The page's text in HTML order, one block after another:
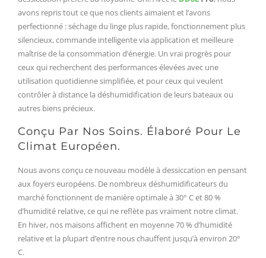
avons repris tout ce que nos clients aimaient et l’avons
perfectionné : séchage du linge plus rapide, fonctionnement plus
silencieux, commande intelligente via application et meilleure
maîtrise de la consommation d’énergie. Un vrai progrès pour
ceux qui recherchent des performances élevées avec une
utilisation quotidienne simplifiée, et pour ceux qui veulent
contrôler à distance la déshumidification de leurs bateaux ou
autres biens précieux.
Conçu Par Nos Soins. Élaboré Pour Le
Climat Européen.
Nous avons conçu ce nouveau modèle à dessiccation en pensant
aux foyers européens. De nombreux déshumidificateurs du
marché fonctionnent de manière optimale à 30° C et 80 %
d’humidité relative, ce qui ne reflète pas vraiment notre climat.
En hiver, nos maisons affichent en moyenne 70 % d’humidité
relative et la plupart d’entre nous chauffent jusqu’à environ 20°
C.